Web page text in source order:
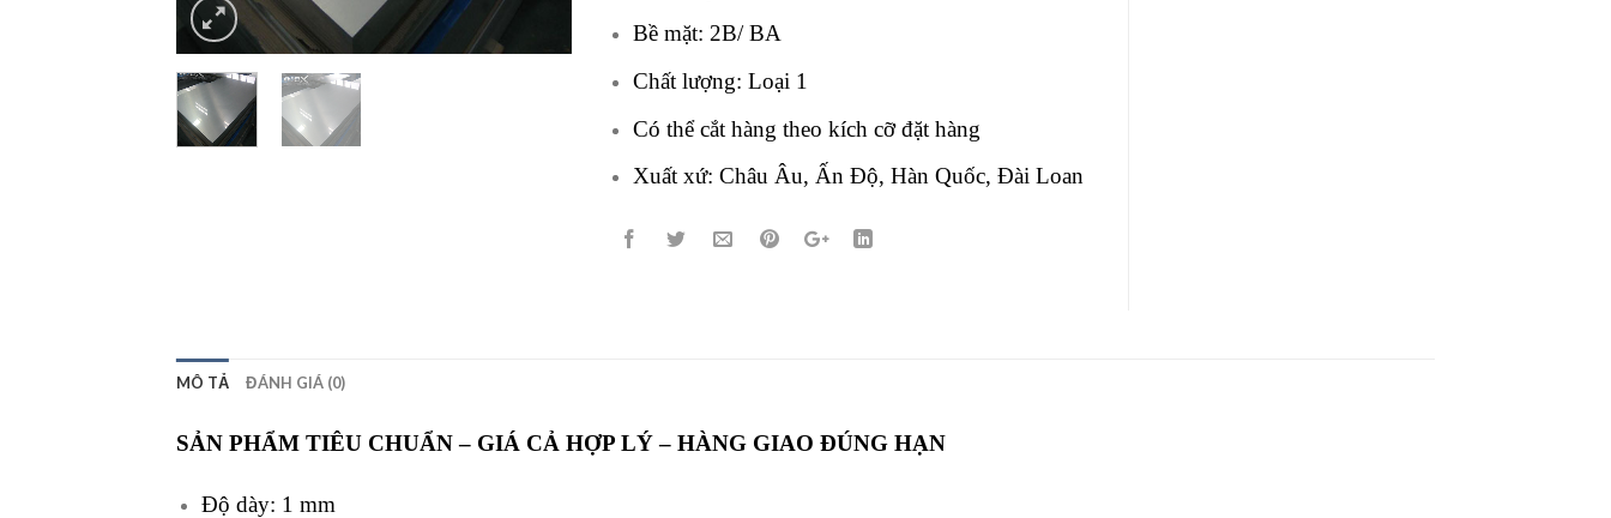
Bề mặt: 2B/ BA
Chất lượng: Loại 1
Có thể cắt hàng theo kích cỡ đặt hàng
Xuất xứ: Châu Âu, Ấn Độ, Hàn Quốc, Đài Loan
MÔ TẢ ĐÁNH GIÁ (0)
SẢN PHẨM TIÊU CHUẨN – GIÁ CẢ HỢP LÝ – HÀNG GIAO ĐÚNG HẠN
Độ dày: 1 mm